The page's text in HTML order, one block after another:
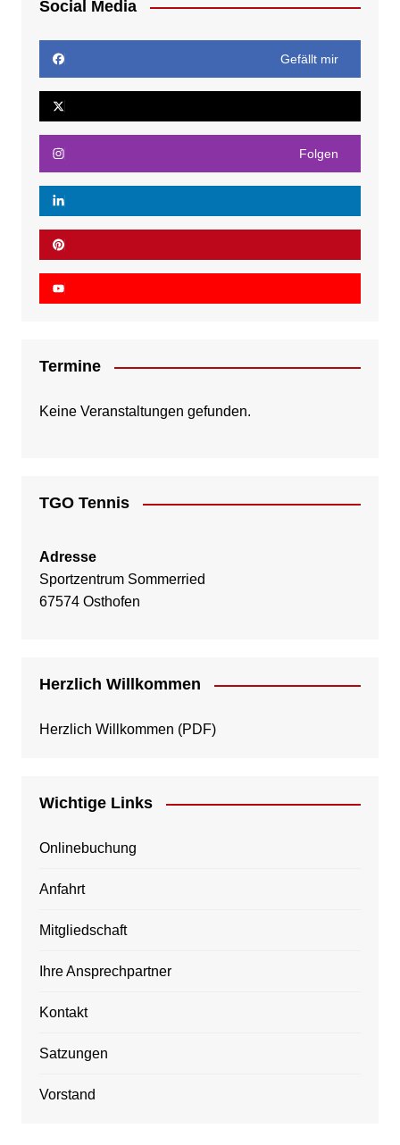
Social Media
Gefällt mir
Folgen
Termine
Keine Veranstaltungen gefunden.
TGO Tennis
Adresse
Sportzentrum Sommerried
67574 Osthofen
Herzlich Willkommen
Herzlich Willkommen (PDF)
Wichtige Links
Onlinebuchung
Anfahrt
Mitgliedschaft
Ihre Ansprechpartner
Kontakt
Satzungen
Vorstand